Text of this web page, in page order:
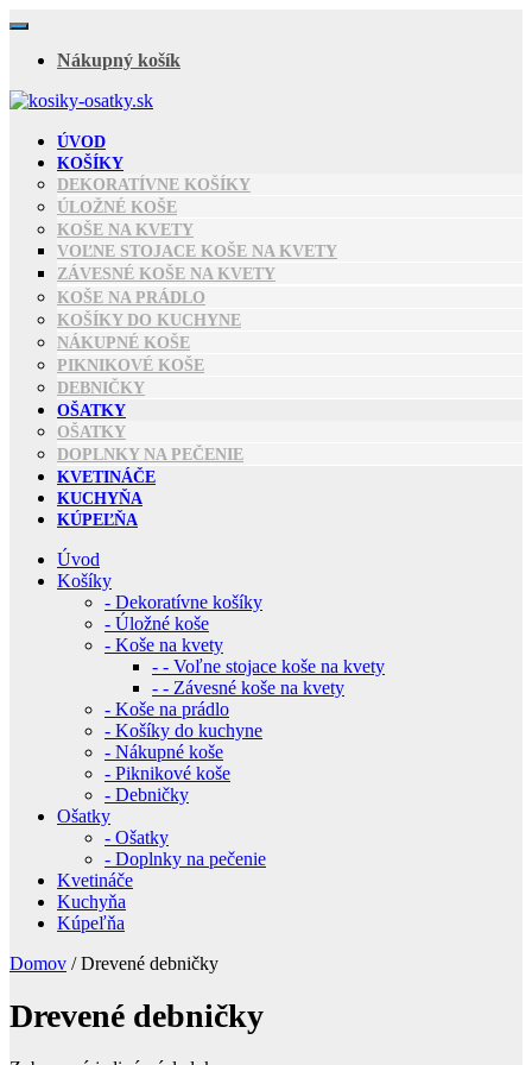
Skip
contentNákupný košík
ÚVOD
KOŠÍKY
DEKORATÍVNE KOŠÍKY
ÚLOŽNÉ KOŠE
KOŠE NA KVETY
VOĽNE STOJACE KOŠE NA KVETY
ZÁVESNÉ KOŠE NA KVETY
KOŠE NA PRÁDLO
KOŠÍKY DO KUCHYNE
NÁKUPNÉ KOŠE
PIKNIKOVÉ KOŠE
DEBNIČKY
OŠATKY
OŠATKY
DOPLNKY NA PEČENIE
KVETINÁČE
KUCHYŇA
KÚPEĽŇA
Úvod
Košíky
- Dekoratívne košíky
- Úložné koše
- Koše na kvety
- - Voľne stojace koše na kvety
- - Závesné koše na kvety
- Koše na prádlo
- Košíky do kuchyne
- Nákupné koše
- Piknikové koše
- Debničky
Ošatky
- Ošatky
- Doplnky na pečenie
Kvetináče
Kuchyňa
Kúpeľňa
Domov / Drevené debničky
Drevené debničky